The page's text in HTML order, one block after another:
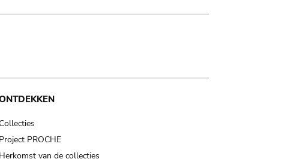
Collecties
Project PROCHE
Herkomst van de collecties